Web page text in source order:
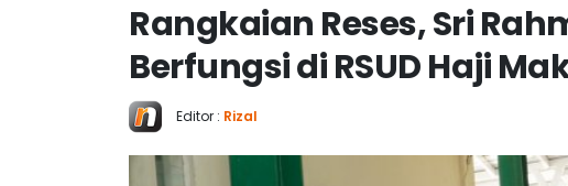
Rangkaian Reses, Sri
Berfungsi di RSUD Haji
Editor : Rizal